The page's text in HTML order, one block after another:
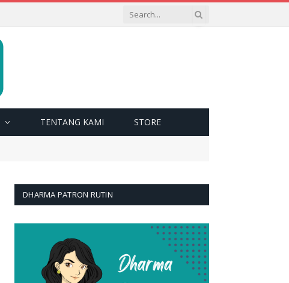
TENTANG KAMI STORE
DHARMA PATRON RUTIN